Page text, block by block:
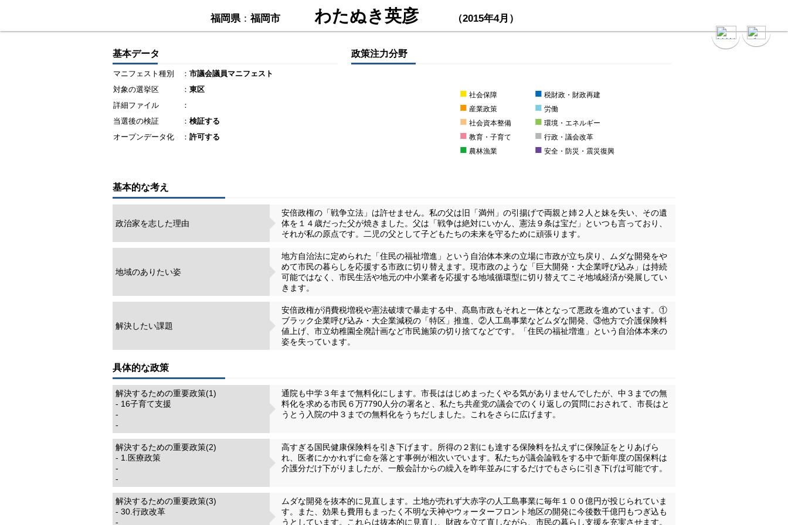
福岡県：福岡市 わたぬき英彦 （2015年4月）
基本データ
マニフェスト種別 ： 市議会議員マニフェスト
対象の選挙区
： 東区
詳細ファイル
：
当選後の検証
： 検証する
オープンデータ化
： 許可する
政策注力分野
■ 社会保障 ■ 税財政・財政再建
■ 産業政策 ■ 労働
■ 社会資本整備 ■ 環境・エネルギー
■ 教育・子育て ■ 行政・議会改革
■ 農林漁業 ■ 安全・防災・震災復興
基本的な考え
政治家を志した理由
安倍政権の「戦争立法」は許せません。私の父は旧「満州」の引揚げで両親と姉２人と妹を失い、その遺
体を１４歳だった父が焼きました。父は「戦争は絶対にいかん、憲法９条は宝だ」といつも言っており、
それが私の原点です。二児の父として子どもたちの未来を守るために頑張ります。
地域のありたい姿
地方自治法に定められた「住民の福祉増進」という自治体本来の立場に市政が立ち戻り、ムダな開発をや
めて市民の暮らしを応援する市政に切り替えます。現市政のような「巨大開発・大企業呼び込み」は持続
可能ではなく、市民生活や地元の中小業者を応援する地域循環型に切り替えてこそ地域経済が発展してい
きます。
解決したい課題
安倍政権が消費税増税や憲法破壊で暴走する中、髙島市政もそれと一体となって悪政を進めています。①
ブラック企業呼び込み・大企業減税の「特区」推進、②人工島事業などムダな開発、③他方で介護保険料
値上げ、市立幼稚園全廃計画など市民施策の切り捨てなどです。「住民の福祉増進」という自治体本来の
姿を失っています。
具体的な政策
解決するための重要政策(1)
- 16子育て支援
-
-
通院も中学３年まで無料化にします。市長ははじめまったくやる気がありませんでしたが、中３までの無
料化を求める市民６万7790人分の署名と、私たち共産党の議会でのくり返しの質問におされて、市長はと
うとう入院の中３までの無料化をうちだしました。これをさらに広げます。
解決するための重要政策(2)
- 1.医療政策
-
-
高すぎる国民健康保険料を引き下げます。所得の２割にも達する保険料を払えずに保険証をとりあげら
れ、医者にかかれずに命を落とす事例が相次いでいます。私たちが議会論戦をする中で新年度の国保料は
介護分だけ下がりましたが、一般会計からの繰入を昨年並みにするだけでもさらに引き下げは可能です。
解決するための重要政策(3)
- 30.行政改革
-
ムダな開発を抜本的に見直します。土地が売れず大赤字の人工島事業に毎年１００億円が投じられていま
す。また、効果も費用もまったく不明な天神やウォーターフロント地区の開発に今後数千億円もつぎ込も
うとしています。これらは抜本的に見直し、財政を立て直しながら、市民の暮らし支援を充実させます。